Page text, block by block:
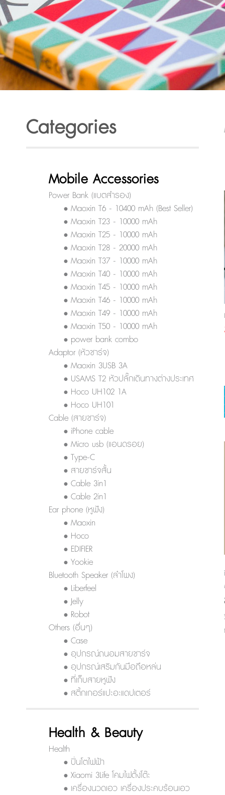
Categories
Mobile Accessories
Power Bank (แบตสำรอง)
• Maoxin T6 - 10400 mAh (Best Seller)
• Maoxin T23 - 10000 mAh
• Maoxin T25 - 10000 mAh
• Maoxin T28 - 20000 mAh
• Maoxin T37 - 10000 mAh
• Maoxin T40 - 10000 mAh
• Maoxin T45 - 10000 mAh
• Maoxin T46 - 10000 mAh
• Maoxin T49 - 10000 mAh
• Maoxin T50 - 10000 mAh
• power bank combo
Adaptor (หัวชาร์จ)
• Maoxin 3USB 3A
• USAMS T2 หัวปลั๊กเดินทางต่างประเทศ
• Hoco UH102 1A
• Hoco UH101
Cable (สายชาร์จ)
• iPhone cable
• Micro usb (แอนดรอย)
• Type-C
• สายชาร์จสั้น
• Cable 3in1
• Cable 2in1
Ear phone (หูฟัง)
• Maoxin
• Hoco
• EDIFIER
• Yookie
Bluetooth Speaker (ลำโพง)
• Liberfeel
• Jelly
• Robot
Others (อื่นๆ)
• Case
• อุปกรณ์ถนอมสายชาร์จ
• อุปกรณ์เสริมกันมือถือหล่น
• ที่เก็บสายหูฟัง
• สติ้กเกอร์แปะอะแดปเตอร์
Health & Beauty
Health
• ปิ่นโตไฟฟ้า
• Xiaomi 3Life โคมไฟตั้งโต๊ะ
• เครื่องนวดเอว เครื่องประคบร้อนเอว